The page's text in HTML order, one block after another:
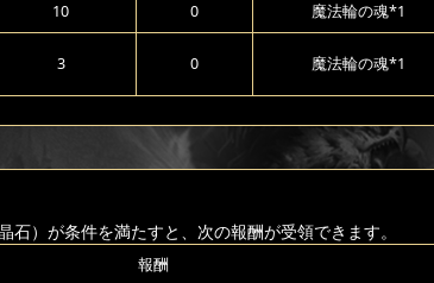
10 0 魔法輪の魂*1
3 0 魔法輪の魂*1
）が条件を満たすと、次の報酬が受領できます。
報酬